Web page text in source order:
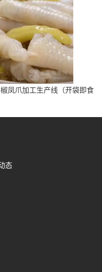
凤爪加工生产线（开袋即食
态